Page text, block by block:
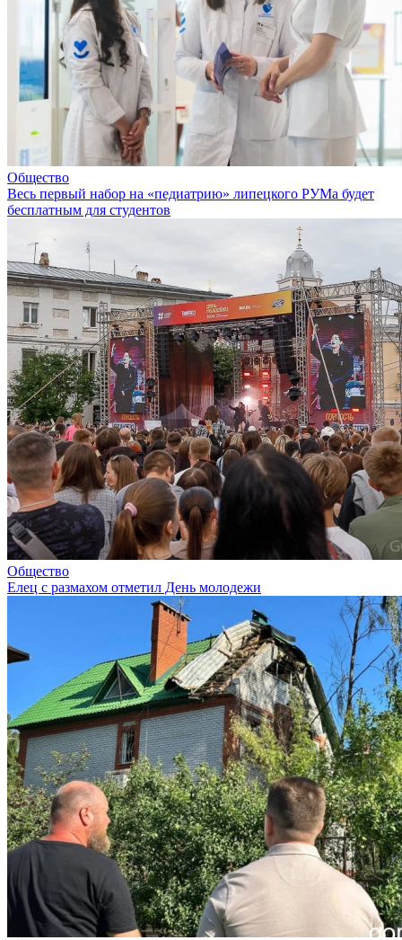
Общество
Весь первый набор на «педиатрию» липецкого РУМа будет
бесплатным для студентов
Общество
Елец с размахом отметил День молодежи